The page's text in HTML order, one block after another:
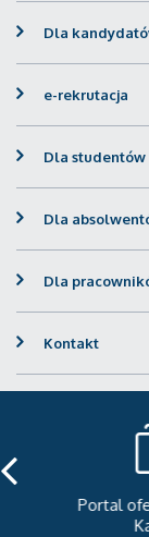
Dla
e-rekrutacja
Dla studentów
Dla
Dla
Kontakt
Portal